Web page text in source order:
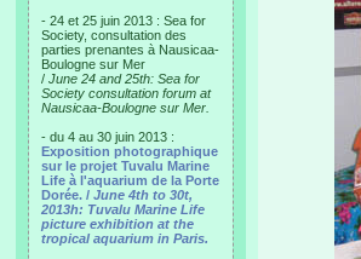
- 24 et 25 juin 2013 : Sea for
Society, consultation des
parties prenantes à Nausicaa-
Boulogne sur Mer
/ June 24 and 25th: Sea for
Society consultation forum at
Nausicaa-Boulogne sur Mer.
- du 4 au 30 juin 2013 :
Exposition photographique
sur le projet Tuvalu Marine
Life à l'aquarium de la Porte
Dorée. / June 4th to 30t,
2013h: Tuvalu Marine Life
picture exhibition at the
tropical aquarium in Paris.